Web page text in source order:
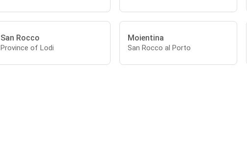
San Rocco
Province of Lodi
Moientina
San Rocco al Porto